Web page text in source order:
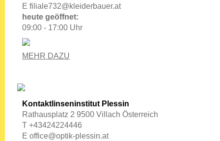
E filiale732@kleiderbauer.at
heute geöffnet:
09:00 - 17:00 Uhr
MEHR DAZU
Kontaktlinseninstitut Plessin
Rathausplatz 2 9500 Villach Österreich
T +43424224446
E office@optik-plessin.at